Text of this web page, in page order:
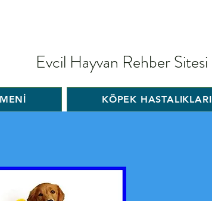
Evcil Hayvan Rehber Sitesi
KÖPEK HASTALIKLARI